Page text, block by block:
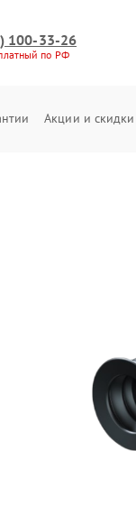
100-33-26
по РФ
Акции и скидки